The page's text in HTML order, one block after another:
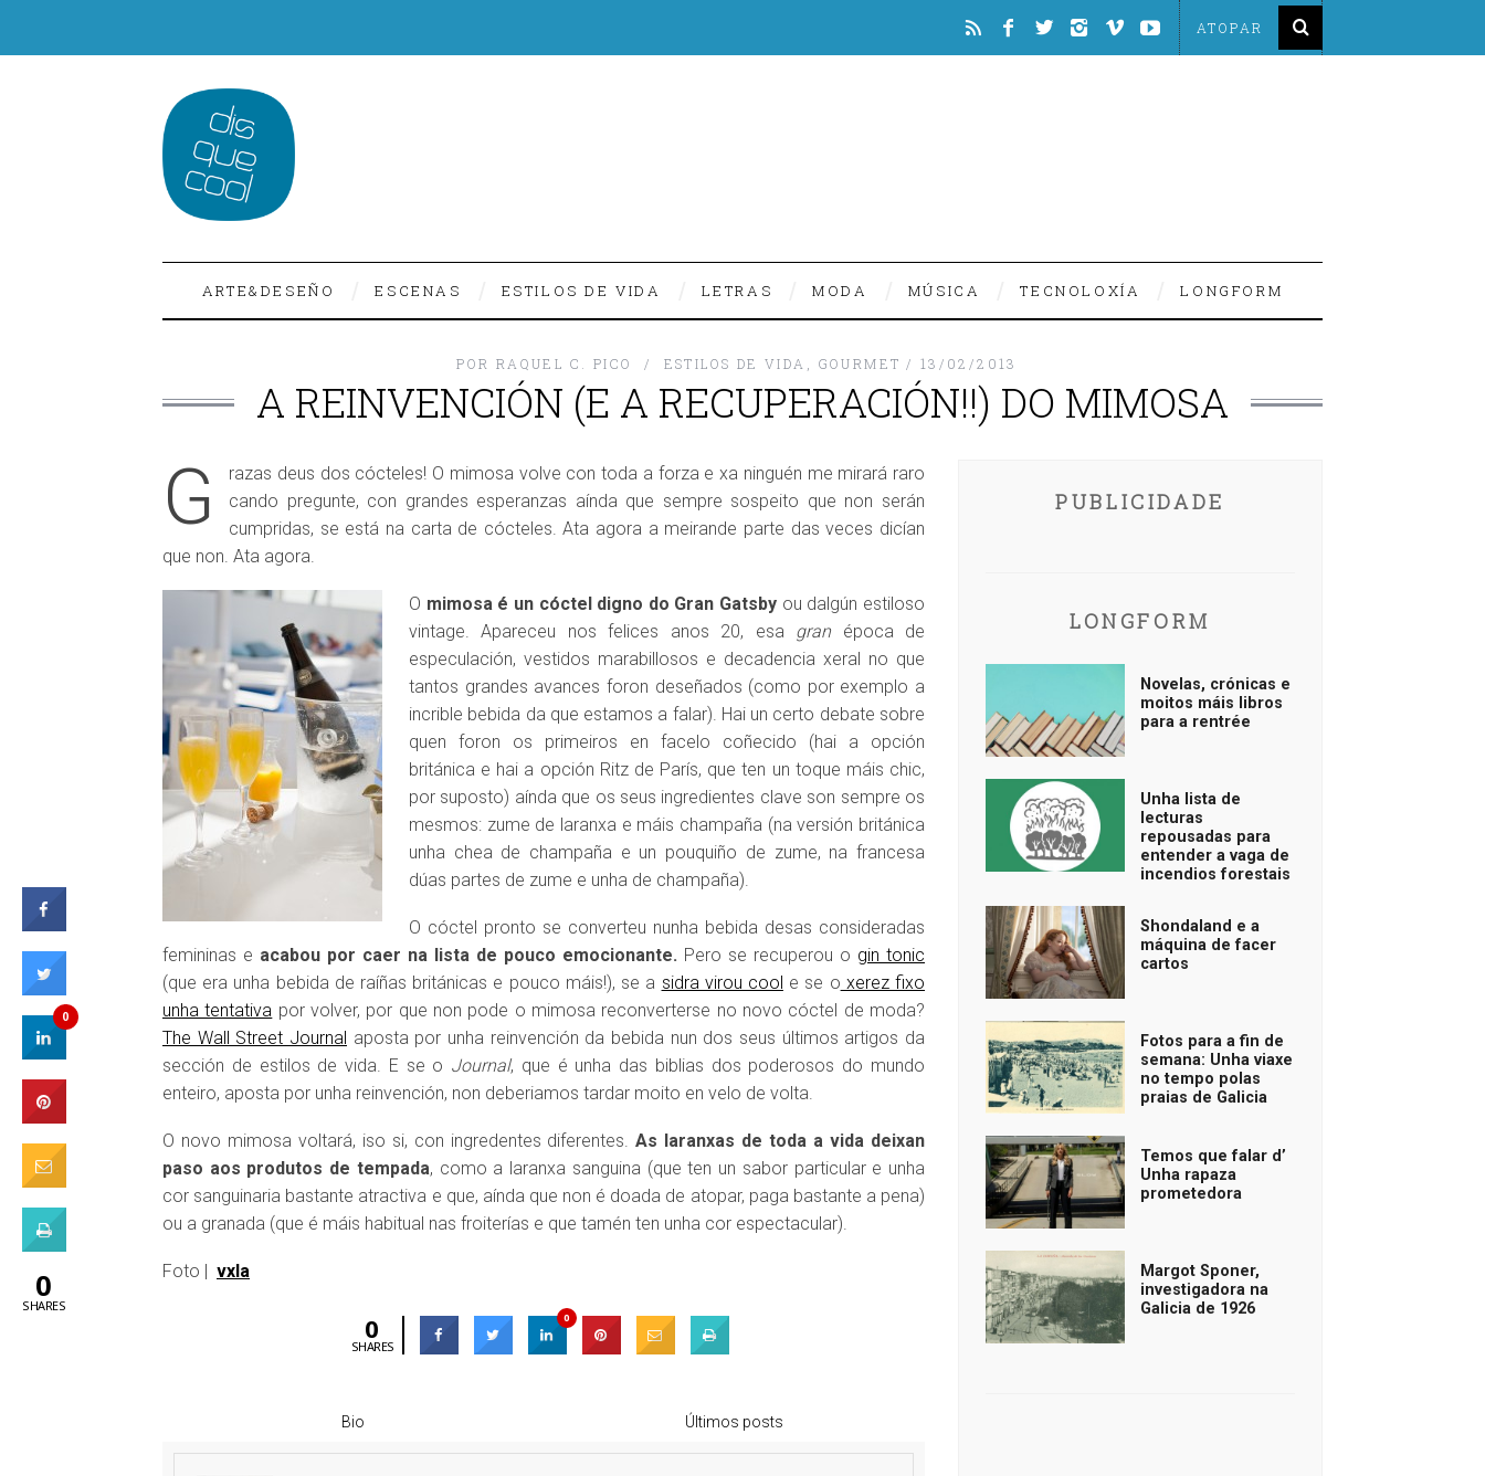
ARTE&DESEÑO ESCENAS ESTILOS DE VIDA LETRAS MODA MÚSICA TECNOLOXÍA LONGFORM
POR RAQUEL C. PICO ESTILOS DE VIDA GOURMET 13/02/2013
A REINVENCIÓN (E A RECUPERACIÓN!!) DO MIMOSA
G
razas deus dos cócteles! O mimosa volve con toda a forza e xa ninguén me mirará raro
cando pregunte, con grandes esperanzas aínda que sempre sospeito que non serán
cumpridas, se está na carta de cócteles. Ata agora a meirande parte das veces dicían
que non. Ata agora.
O mimosa é un cóctel digno do Gran Gatsby ou dalgún estiloso
vintage. Apareceu nos felices anos 20, esa granépoca de
especulación, vestidos marabillosos e decadencia xeral no que
tantos grandes avances foron deseñados (como por exemplo a
incrible bebida da que estamos a falar). Hai un certo debate sobre
quen foron os primeiros en facelo coñecido (hai a opción
británica e hai a opción Ritz de París, que ten un toque máis chic,
por suposto) aínda que os seus ingredientes clave son sempre os
mesmos: zume de laranxa e máis champaña (na versión británica
unha chea de champaña e un pouquiño de zume, na francesa
dúas partes de zume e unha de champaña).
O cóctel pronto se converteu nunha bebida desas consideradas
femininas e acabou por caer na lista de pouco emocionante. Pero se recuperou o gin tonic
(que era unha bebida de raíñas británicas e pouco máis!), se a sidra virou cool e se o xerez fixo
unha tentativa por volver, por que non pode o mimosa reconverterse no novo cóctel de moda?
The Wall Street Journal aposta por unha reinvención da bebida nun dos seus últimos artigos da
sección de estilos de vida. E se o Journal, que é unha das biblias dos poderosos do mundo
enteiro, aposta por unha reinvención, non deberiamos tardar moito en velo de volta.
O novo mimosa voltará, iso si, con ingredentes diferentes. As laranxas de toda a vida deixan
paso aos produtos de tempada, como a laranxa sanguina (que ten un sabor particular e unha
cor sanguinaria bastante atractiva e que, aínda que non é doada de atopar, paga bastante a pena)
ou a granada (que é máis habitual nas froiterías e que tamén ten unha cor espectacular).
Foto | vxla
0
SHARES
0
Bio Últimos posts
PUBLICIDADE
LONGFORM
Novelas, crónicas e
moitos máis libros
para a rentrée
Unha lista de
lecturas
repousadas para
entender a vaga de
incendios forestais
Shondaland e a
máquina de facer
cartos
Fotos para a fin de
semana: Unha viaxe
no tempo polas
praias de Galicia
Temos que falar d’
Unha rapaza
prometedora
Margot Sponer,
investigadora na
Galicia de 1926
0
0
SHARES